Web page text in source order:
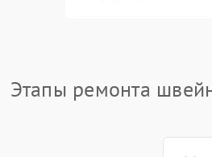
Этапы ремонта